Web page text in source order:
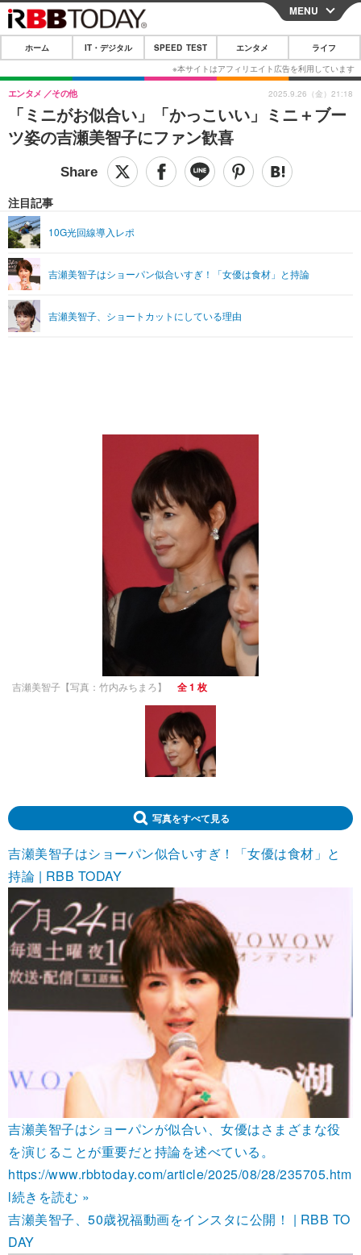
CLOSE
ホーム
IT・デジタル
IT・デジタルTOP スマートフォン
ショッピング その他
SPEED TEST
エンタメTOP 映画・ドラマ
グラビア ブログ
ショッピング
ライフTOP
リリース一覧
プッシュ通知の停止方法
MENU
ホーム IT・デジタル SPEED TEST エンタメ ライフ
「ミニがお似合い」「かっこいい」ミニ＋ブー
ツ姿の吉瀬美智子にファン歓喜
エンタメ その他
注目記事
10G光回線導入レポ
吉瀬美智子はショーパン似合いすぎ！「女優は食材」と持論
吉瀬美智子、ショートカットにしている理由
2025.9.26（金）21:18
吉瀬美智子【写真：竹内みちまろ】 全 1 枚
写真をすべて見る
吉瀬美智子はショーパン似合いすぎ！「女優は食材」と
持論 | RBB TODAY
吉瀬美智子はショーパンが似合い、女優はさまざまな役
を演じることが重要だと持論を述べている。
https://www.rbbtoday.com/article/2025/08/28/235705.htm
l続きを読む »
吉瀬美智子、50歳祝福動画をインスタに公開！ | RBB TO
DAY